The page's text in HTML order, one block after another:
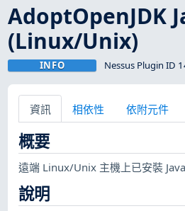
AdoptOpenJDK
(Linux/Unix)
INFO Nessus Plugin ID
資訊 相依性 依附元件
概要
遠端 Linux/Unix 主機上已安裝
說明